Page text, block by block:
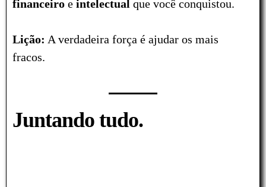
financeiro e intelectual que você conquistou.
Lição: A verdadeira força é ajudar os mais
fracos.
Juntando tudo.